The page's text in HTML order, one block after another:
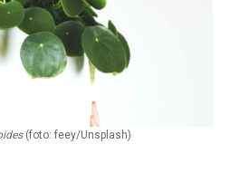
(foto: feey/Unsplash)